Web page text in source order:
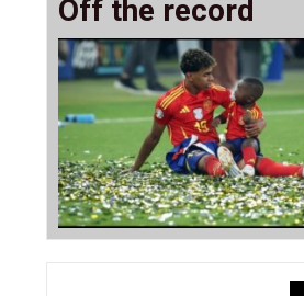
Off the record